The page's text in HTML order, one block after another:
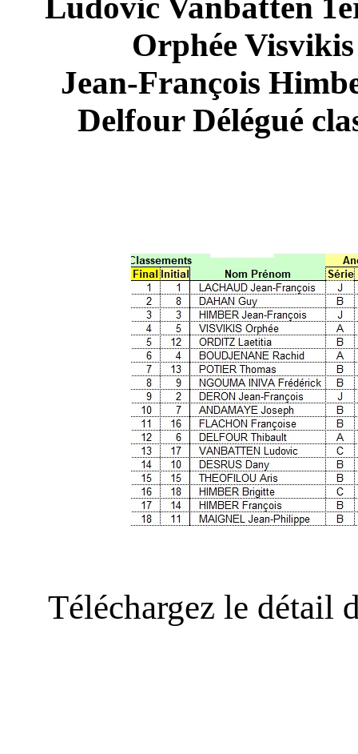
Ludovic Vanbatten
Orphée
Jean-François
Delfour Délégué
Téléchargez le détail